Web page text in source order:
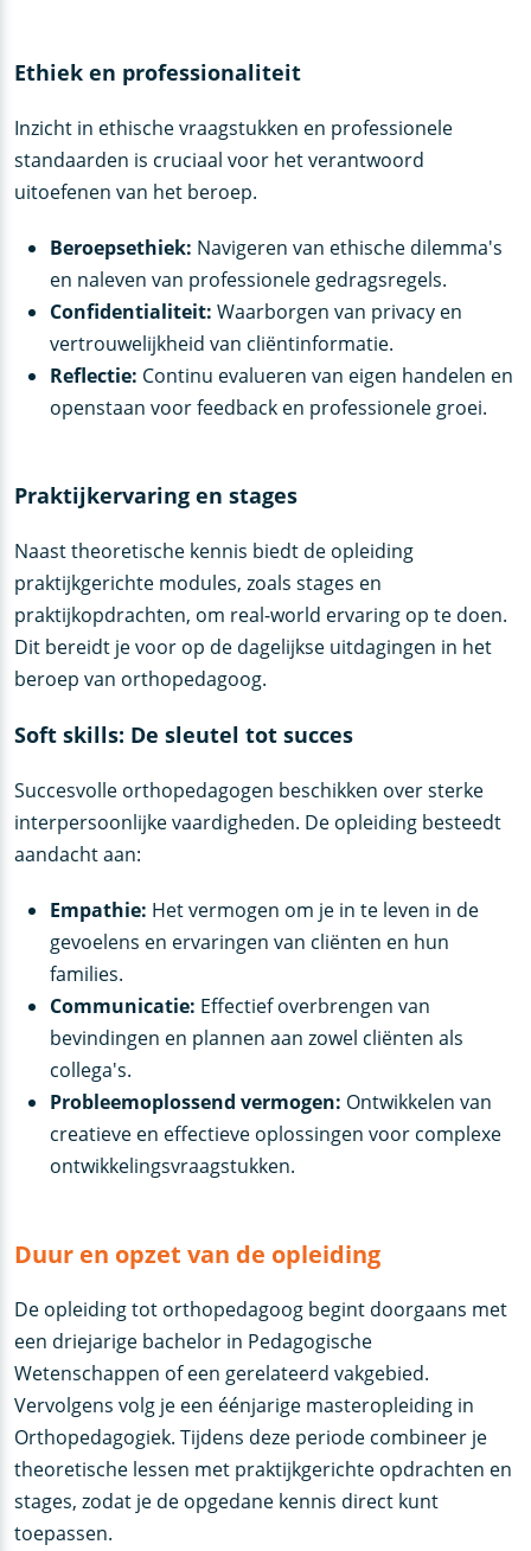
Ethiek en professionaliteit
Inzicht in ethische vraagstukken en professionele
standaarden is cruciaal voor het verantwoord
uitoefenen van het beroep.
Beroepsethiek: Navigeren van ethische dilemma's
en naleven van professionele gedragsregels.
Confidentialiteit: Waarborgen van privacy en
vertrouwelijkheid van cliëntinformatie.
Reflectie: Continu evalueren van eigen handelen en
openstaan voor feedback en professionele groei.
Praktijkervaring en stages
Naast theoretische kennis biedt de opleiding
praktijkgerichte modules, zoals stages en
praktijkopdrachten, om real-world ervaring op te doen.
Dit bereidt je voor op de dagelijkse uitdagingen in het
beroep van orthopedagoog.
Soft skills: De sleutel tot succes
Succesvolle orthopedagogen beschikken over sterke
interpersoonlijke vaardigheden. De opleiding besteedt
aandacht aan:
Empathie: Het vermogen om je in te leven in de
gevoelens en ervaringen van cliënten en hun
families.
Communicatie: Effectief overbrengen van
bevindingen en plannen aan zowel cliënten als
collega's.
Probleemoplossend vermogen: Ontwikkelen van
creatieve en effectieve oplossingen voor complexe
ontwikkelingsvraagstukken.
Duur en opzet van de opleiding
De opleiding tot orthopedagoog begint doorgaans met
een driejarige bachelor in Pedagogische
Wetenschappen of een gerelateerd vakgebied.
Vervolgens volg je een éénjarige masteropleiding in
Orthopedagogiek. Tijdens deze periode combineer je
theoretische lessen met praktijkgerichte opdrachten en
stages, zodat je de opgedane kennis direct kunt
toepassen.